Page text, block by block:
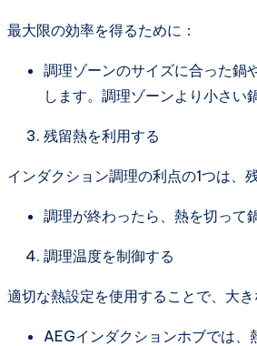
最大限の効率を得るために：
調理ゾーンのサイズに合った鍋
します。調理ゾーンより小さい
残留熱を利用する
インダクション調理の利点の1つは、
調理が終わったら、熱を切って
調理温度を制御する
適切な熱設定を使用することで、大き
AEGインダクションホブでは